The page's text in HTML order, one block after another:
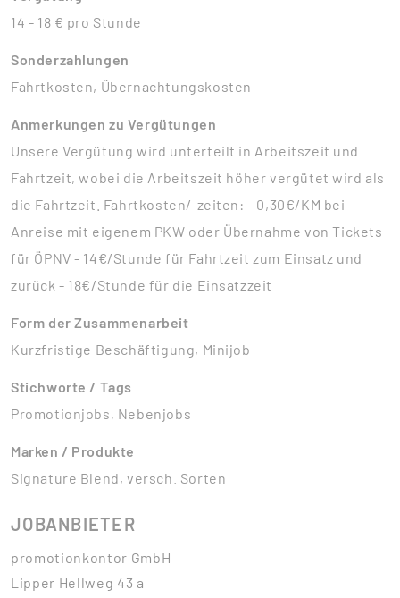
14 - 18 € pro Stunde
Sonderzahlungen
Fahrtkosten, Übernachtungskosten
Anmerkungen zu Vergütungen
Unsere Vergütung wird unterteilt in Arbeitszeit und
Fahrtzeit, wobei die Arbeitszeit höher vergütet wird als
die Fahrtzeit. Fahrtkosten/-zeiten: - 0,30€/KM bei
Anreise mit eigenem PKW oder Übernahme von Tickets
für ÖPNV - 14€/Stunde für Fahrtzeit zum Einsatz und
zurück - 18€/Stunde für die Einsatzzeit
Form der Zusammenarbeit
Kurzfristige Beschäftigung, Minijob
Stichworte / Tags
Promotionjobs, Nebenjobs
Marken / Produkte
Signature Blend, versch. Sorten
JOBANBIETER
promotionkontor GmbH
Lipper Hellweg 43 a